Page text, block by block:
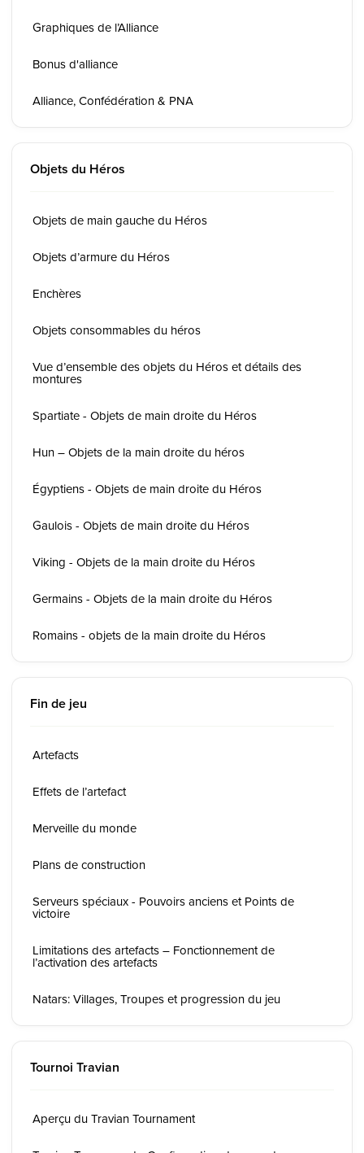
Graphiques de l’Alliance
Bonus d'alliance
Alliance, Confédération & PNA
Objets du Héros
Objets de main gauche du Héros
Objets d’armure du Héros
Enchères
Objets consommables du héros
Vue d’ensemble des objets du Héros et détails des
montures
Spartiate - Objets de main droite du Héros
Hun – Objets de la main droite du héros
Égyptiens - Objets de main droite du Héros
Gaulois - Objets de main droite du Héros
Viking - Objets de la main droite du Héros
Germains - Objets de la main droite du Héros
Romains - objets de la main droite du Héros
Fin de jeu
Artefacts
Effets de l’artefact
Merveille du monde
Plans de construction
Serveurs spéciaux - Pouvoirs anciens et Points de
victoire
Limitations des artefacts – Fonctionnement de
l’activation des artefacts
Natars: Villages, Troupes et progression du jeu
Tournoi Travian
Aperçu du Travian Tournament